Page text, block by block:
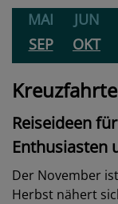
MAI
JUN
SEP
OKT
Reiseideen
Enthusiasten
Der November
Herbst nähert